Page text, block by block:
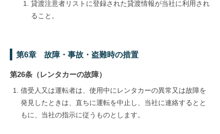
貸渡注意者リストに登録された貸渡情報が当社に利用され
ること。
第6章 故障・事故・盗難時の措置
第26条（レンタカーの故障）
借受人又は運転者は、使用中にレンタカーの異常又は故障を
発見したときは、直ちに運転を中止し、当社に連絡するとと
もに、当社の指示に従うものとします。